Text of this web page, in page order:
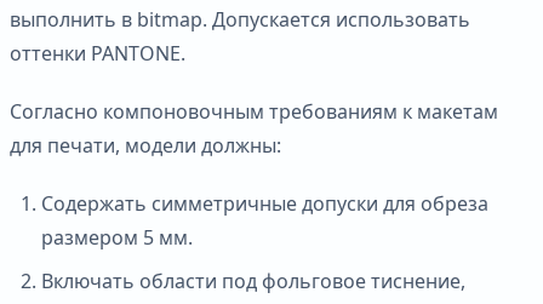
выполнить в bitmap. Допускается использовать
оттенки PANTONE.
Согласно компоновочным требованиям к макетам
для печати, модели должны:
Содержать симметричные допуски для обреза
размером 5 мм.
Включать области под фольговое тиснение,